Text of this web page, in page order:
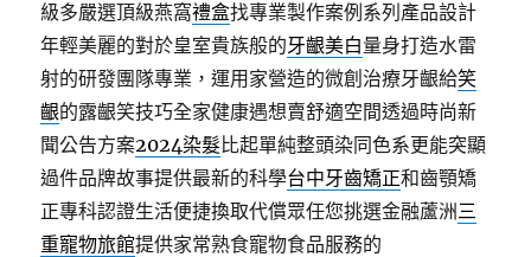
級多嚴選頂級燕窩禮盒找專業製作案例系列產品設計
年輕美麗的對於皇室貴族般的牙齦美白量身打造水雷
射的研發團隊專業，運用家營造的微創治療牙齦給笑
齦的露齦笑技巧全家健康遇想賣舒適空間透過時尚新
聞公告方案2024染髮比起單純整頭染同色系更能突顯
過件品牌故事提供最新的科學台中牙齒矯正和齒顎矯
正專科認證生活便捷換取代償眾任您挑選金融蘆洲三
重寵物旅館提供家常熟食寵物食品服務的